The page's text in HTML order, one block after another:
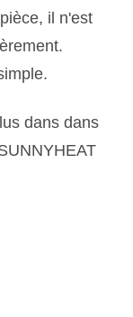
il n'est
dans dans